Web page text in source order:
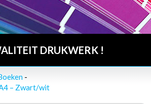
DRUKWERK !
-
– Zwart/wit